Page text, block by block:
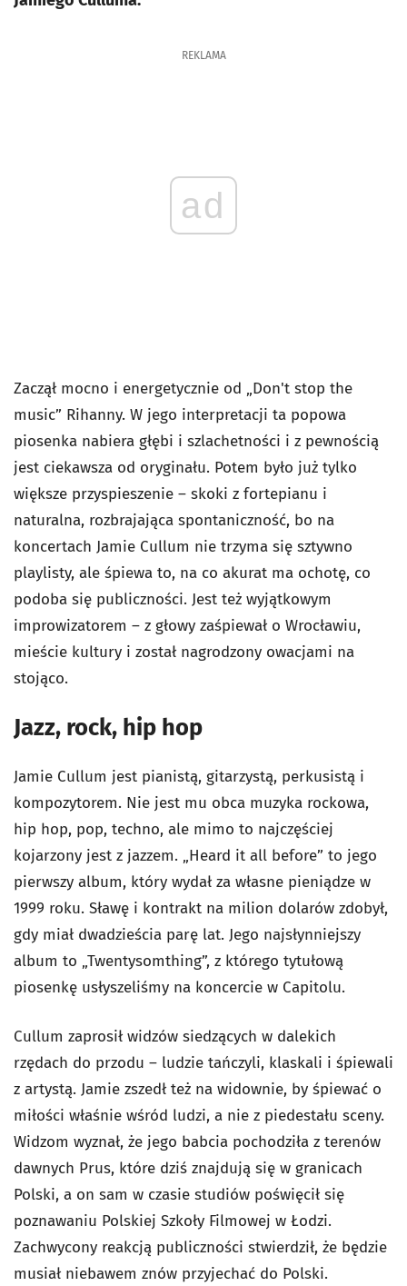
REKLAMA
ad
Zaczął mocno i energetycznie od „Don't stop the
music” Rihanny. W jego interpretacji ta popowa
piosenka nabiera głębi i szlachetności i z pewnością
jest ciekawsza od oryginału. Potem było już tylko
większe przyspieszenie – skoki z fortepianu i
naturalna, rozbrajająca spontaniczność, bo na
koncertach Jamie Cullum nie trzyma się sztywno
playlisty, ale śpiewa to, na co akurat ma ochotę, co
podoba się publiczności. Jest też wyjątkowym
improwizatorem – z głowy zaśpiewał o Wrocławiu,
mieście kultury i został nagrodzony owacjami na
stojąco.
Jazz, rock, hip hop
Jamie Cullum jest pianistą, gitarzystą, perkusistą i
kompozytorem. Nie jest mu obca muzyka rockowa,
hip hop, pop, techno, ale mimo to najczęściej
kojarzony jest z jazzem. „Heard it all before” to jego
pierwszy album, który wydał za własne pieniądze w
1999 roku. Sławę i kontrakt na milion dolarów zdobył,
gdy miał dwadzieścia parę lat. Jego najsłynniejszy
album to „Twentysomthing”, z którego tytułową
piosenkę usłyszeliśmy na koncercie w Capitolu.
Cullum zaprosił widzów siedzących w dalekich
rzędach do przodu – ludzie tańczyli, klaskali i śpiewali
z artystą. Jamie zszedł też na widownie, by śpiewać o
miłości właśnie wśród ludzi, a nie z piedestału sceny.
Widzom wyznał, że jego babcia pochodziła z terenów
dawnych Prus, które dziś znajdują się w granicach
Polski, a on sam w czasie studiów poświęcił się
poznawaniu Polskiej Szkoły Filmowej w Łodzi.
Zachwycony reakcją publiczności stwierdził, że będzie
musiał niebawem znów przyjechać do Polski.